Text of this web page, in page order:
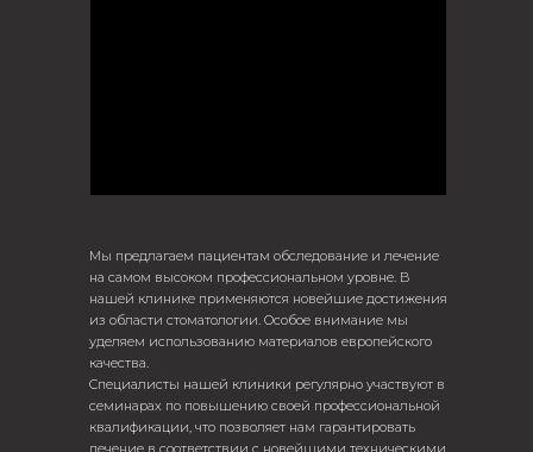
Мы предлагаем пациентам обследование и лечение
на самом высоком профессиональном уровне. В
нашей клинике применяются новейшие достижения
из области стоматологии. Особое внимание мы
уделяем использованию материалов европейского
качества.
Специалисты нашей клиники регулярно участвуют в
семинарах по повышению своей профессиональной
квалификации, что позволяет нам гарантировать
лечение в соответствии с новейшими техническими